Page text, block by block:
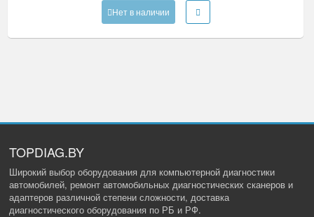
Нет в наличии
TOPDIAG.BY
Широкий выбор оборудования для компьютерной диагностики
автомобилей, ремонт автомобильных диагностических сканеров и
адаптеров различной степени сложности, доставка
диагностического оборудования по РБ и РФ.